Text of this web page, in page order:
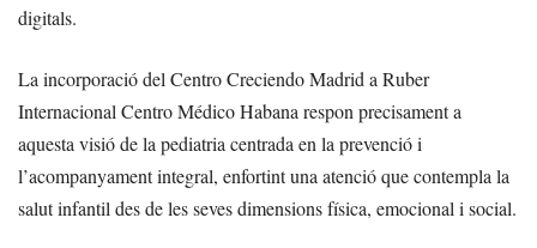
digitals.
La incorporació del Centro Creciendo Madrid a Ruber
Internacional Centro Médico Habana respon precisament a
aquesta visió de la pediatria centrada en la prevenció i
l’acompanyament integral, enfortint una atenció que contempla la
salut infantil des de les seves dimensions física, emocional i social.